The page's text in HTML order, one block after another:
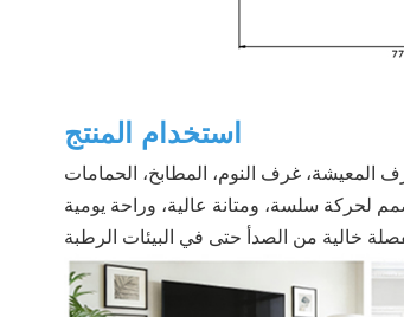
استخدام المنتج
المعيشة، غرف النوم، المطابخ، الحمامات